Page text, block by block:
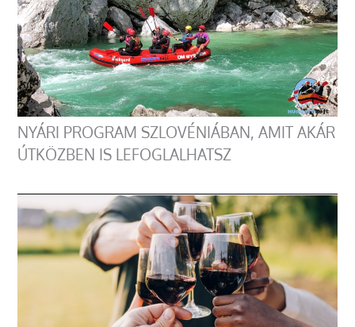
NYÁRI PROGRAM SZLOVÉNIÁBAN, AMIT AKÁR
ÚTKÖZBEN IS LEFOGLALHATSZ